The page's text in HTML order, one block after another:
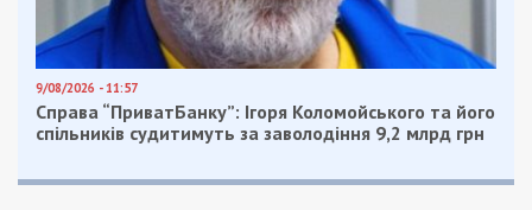
9/08/2026 - 11:57
Справа “ПриватБанку”: Ігоря Коломойського та його
спільників судитимуть за заволодіння 9,2 млрд грн